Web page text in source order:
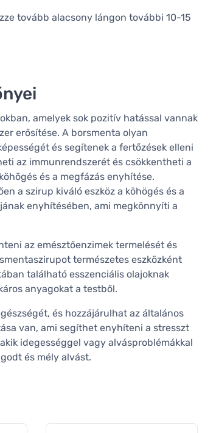
tovább alacsony lángon további 10-15
amelyek sok pozitív hatással vannak
erősítése. A borsmenta olyan
és segítenek a fertőzések elleni
az immunrendszerét és csökkentheti a
és a megfázás enyhítése.
a szirup kiváló eszköz a köhögés és a
enyhítésében, ami megkönnyíti a
az emésztőenzimek termelését és
természetes eszközként
található esszenciális olajoknak
anyagokat a testből.
és hozzájárulhat az általános
van, ami segíthet enyhíteni a stresszt
idegességgel vagy alvásproblémákkal
és mély alvást.